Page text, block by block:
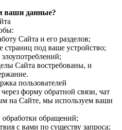
ваши данные?
Сайта и его разделов;
страниц под ваше устройство;
Сайта востребованы, и
пользователей
форму обратной связи, чат
на Сайте, мы используем ваши
обращений;
с вами по существу запроса;